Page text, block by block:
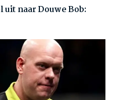
naar Douwe Bob: